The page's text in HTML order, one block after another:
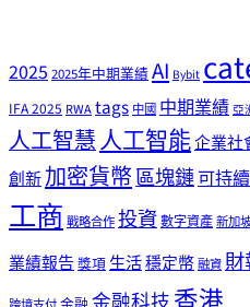
20252025年中期業績AI Bybit
IFA 2025 RWAtags 中國 中期業績 亞
人工智慧人工智能企業社
創新加密貨幣區塊鏈可持
工商 戰略合作投資數字資產新加
業績報告 獎項生活穩定幣融資